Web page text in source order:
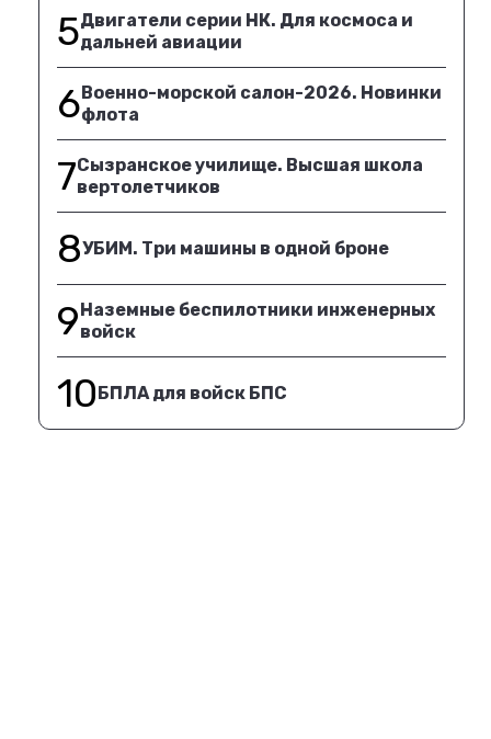
5Двигатели серии НК. Для космоса и
дальней авиации
6Военно-морской салон-2026. Новинки
флота
7Сызранское училище. Высшая школа
вертолетчиков
8УБИМ. Три машины в одной броне
9Наземные беспилотники инженерных
войск
10БПЛА для войск БПС